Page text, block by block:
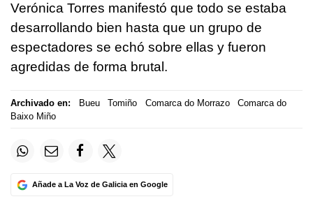
Verónica Torres manifestó que todo se estaba
desarrollando bien hasta que un grupo de
espectadores se echó sobre ellas y fueron
agredidas de forma brutal.
Archivado en: Bueu Tomiño Comarca do Morrazo
Comarca do
Baixo Miño
Añade a La Voz de Galicia en Google